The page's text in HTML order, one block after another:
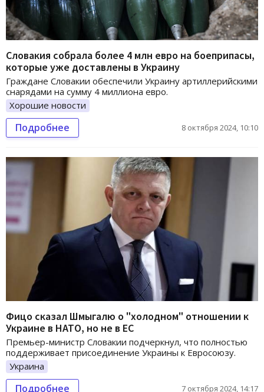
Словакия собрала более 4 млн евро на боеприпасы,
которые уже доставлены в Украину
Граждане Словакии обеспечили Украину артиллерийскими
снарядами на сумму 4 миллиона евро.
Хорошие новости
Подробнее 8 октября 2024, 10:10
Фицо сказал Шмыгалю о "холодном" отношении к
Украине в НАТО, но не в ЕС
Премьер-министр Словакии подчеркнул, что полностью
поддерживает присоединение Украины к Евросоюзу.
Украина
Подробнее 7 октября 2024, 14:17